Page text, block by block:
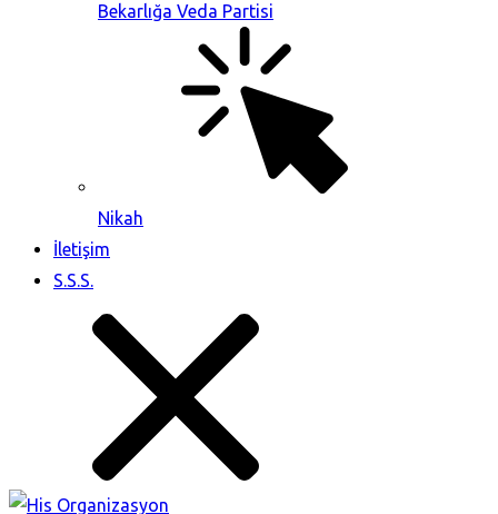
Bekarlığa Veda Partisi
Nikah
İletişim
S.S.S.